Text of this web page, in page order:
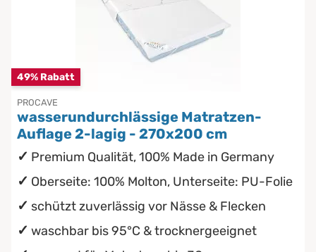
49% Rabatt
PROCAVE
wasserundurchlässige Matratzen-
Auflage 2-lagig - 270x200 cm
Premium Qualität, 100% Made in Germany
Oberseite: 100% Molton, Unterseite: PU-Folie
schützt zuverlässig vor Nässe & Flecken
waschbar bis 95°C & trocknergeeignet
Pflegematratzen
Inkontinenzunterlagen
Chinesische Organuhr
Die beste Schlafposition finden
Die richtige Matratze kaufen